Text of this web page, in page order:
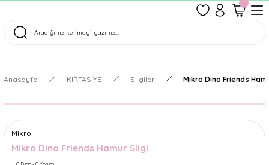
Tüm Siparişler Aynı Gün Kargoda!
Anasayfa KIRTASİYE Silgiler Mikro Dino Friends
Mikro
Mikro Dino Friends Hamur Silgi